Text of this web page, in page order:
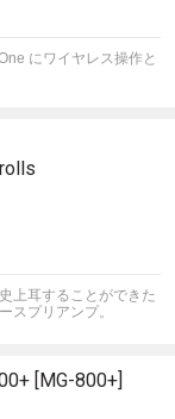
にワイヤレス操作と
上耳することができた
スプリアンプ。
[MG-800+]